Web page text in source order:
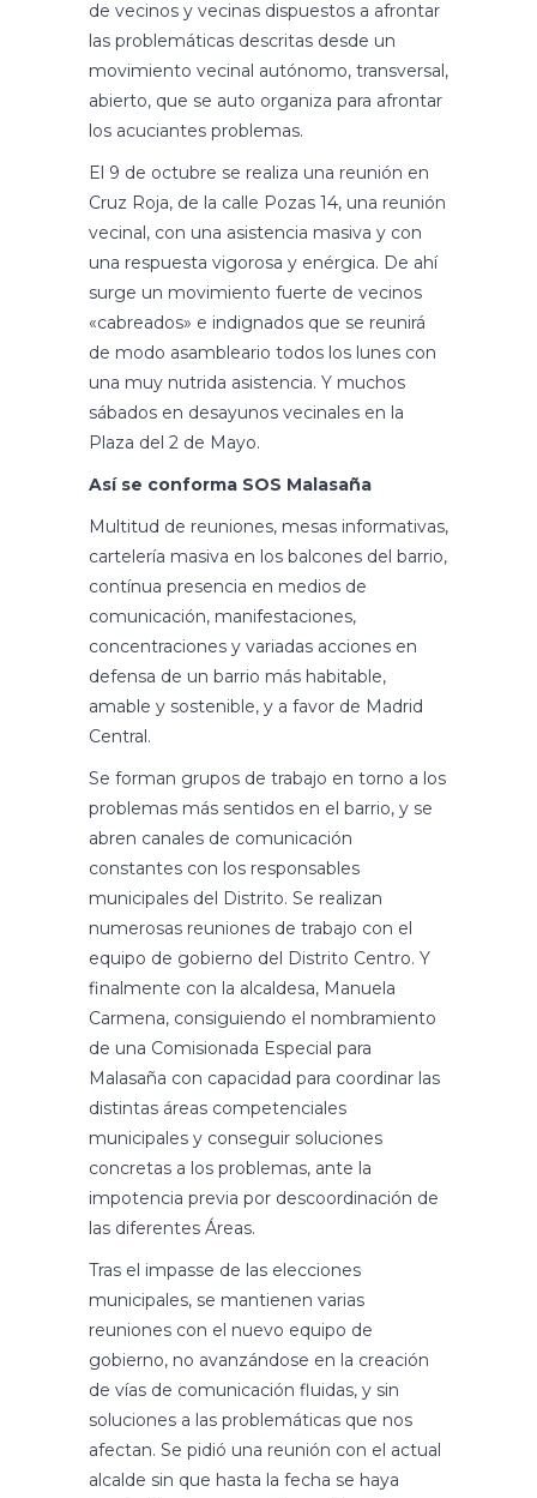
de vecinos y vecinas dispuestos a afrontar
las problemáticas descritas desde un
movimiento vecinal autónomo, transversal,
abierto, que se auto organiza para afrontar
los acuciantes problemas.
El 9 de octubre se realiza una reunión en
Cruz Roja, de la calle Pozas 14, una reunión
vecinal, con una asistencia masiva y con
una respuesta vigorosa y enérgica. De ahí
surge un movimiento fuerte de vecinos
«cabreados» e indignados que se reunirá
de modo asambleario todos los lunes con
una muy nutrida asistencia. Y muchos
sábados en desayunos vecinales en la
Plaza del 2 de Mayo.
Así se conforma SOS Malasaña
Multitud de reuniones, mesas informativas,
cartelería masiva en los balcones del barrio,
contínua presencia en medios de
comunicación, manifestaciones,
concentraciones y variadas acciones en
defensa de un barrio más habitable,
amable y sostenible, y a favor de Madrid
Central.
Se forman grupos de trabajo en torno a los
problemas más sentidos en el barrio, y se
abren canales de comunicación
constantes con los responsables
municipales del Distrito. Se realizan
numerosas reuniones de trabajo con el
equipo de gobierno del Distrito Centro. Y
finalmente con la alcaldesa, Manuela
Carmena, consiguiendo el nombramiento
de una Comisionada Especial para
Malasaña con capacidad para coordinar las
distintas áreas competenciales
municipales y conseguir soluciones
concretas a los problemas, ante la
impotencia previa por descoordinación de
las diferentes Áreas.
Tras el impasse de las elecciones
municipales, se mantienen varias
reuniones con el nuevo equipo de
gobierno, no avanzándose en la creación
de vías de comunicación fluidas, y sin
soluciones a las problemáticas que nos
afectan. Se pidió una reunión con el actual
alcalde sin que hasta la fecha se haya